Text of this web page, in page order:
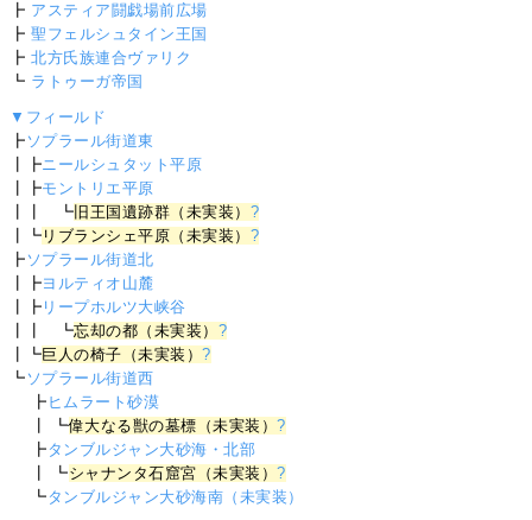
┣ アスティア闘戯場前広場
┣聖フェルシュタイン王国
┣北方氏族連合ヴァリク
┗ ラトゥーガ帝国
▼フィールド
┣ ソプラール街道東
┃┣ニールシュタット平原
┃┣モントリエ平原
┃┃ ┗旧王国遺跡群（未実装） ?
┃┗ リブランシェ平原（未実装） ?
┣ ソプラール街道北
┃┣ヨルティオ山麓
┃┣ リープホルツ大峡谷
┃┃ ┗忘却の都（未実装） ?
┃┗巨人の椅子（未実装）?
┗ ソプラール街道西
┣ ヒムラート砂漠
┃ ┗偉大なる獣の墓標（未実装）?
┣ タンブルジャン大砂海・北部
┃ ┗シャナンタ石窟宮（未実装）?
┗ タンブルジャン大砂海南（未実装）